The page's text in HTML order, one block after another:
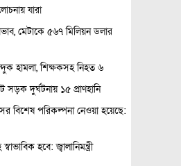
যারা
মেটাকে ৫৬৭ মিলিয়ন ডলার
হামলা, শিক্ষকসহ নিহত ৬
দুর্ঘটনায় ১৫ প্রাণহানি
বিশেষ পরিকল্পনা নেওয়া হয়েছে:
হবে: জ্বালানিমন্ত্রী